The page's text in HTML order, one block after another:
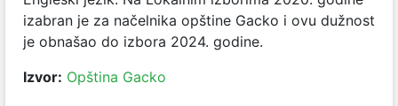
izabran je za načelnika opštine Gacko i ovu dužnost
je obnašao do izbora 2024. godine.
Izvor: Opština Gacko